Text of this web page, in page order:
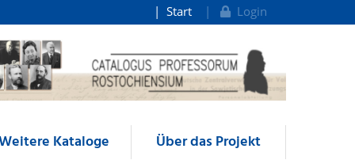
Start Login
Kataloge Über das Projekt